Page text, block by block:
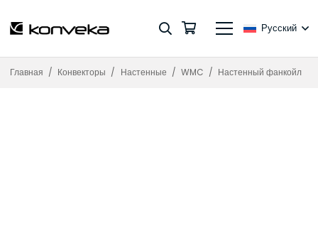
Русский
Главная / Конвекторы / Настенные / WMC / Настенный фанкойл